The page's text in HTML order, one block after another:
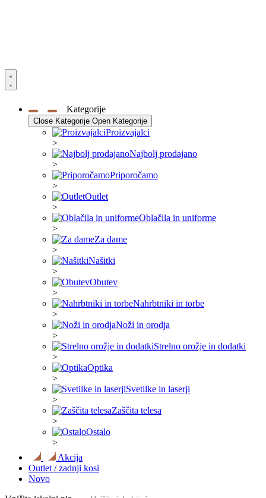
Kategorije
Close Kategorije Open Kategorije
Proizvajalci
>
Najbolj prodajano
>
Priporočamo
>
Outlet
>
Oblačila in uniforme
>
Za dame
>
Našitki
>
Obutev
>
Nahrbtniki in torbe
>
Noži in orodja
>
Strelno orožje in dodatki
>
Optika
>
Svetilke in laserji
>
Zaščita telesa
>
Ostalo
>
Akcija
Outlet / zadnji kosi
Novo